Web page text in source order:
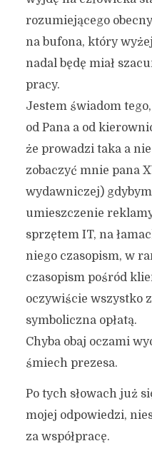
rozumiejącego
na bufona, który
nadal będę miał
pracy.
Jestem świadom
od Pana a od
że prowadzi taka a
zobaczyć mnie pana
wydawniczej)
umieszczenie
sprzętem IT, na
niego czasopism, w
czasopism pośród
oczywiście wszystko
symboliczna opłatą.
Chyba obaj oczami
śmiech prezesa.
Po tych słowach już
mojej odpowiedzi,
za współpracę.